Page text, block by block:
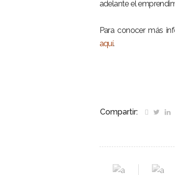
adelante el
Para conocer más
aquí.
Compartir: